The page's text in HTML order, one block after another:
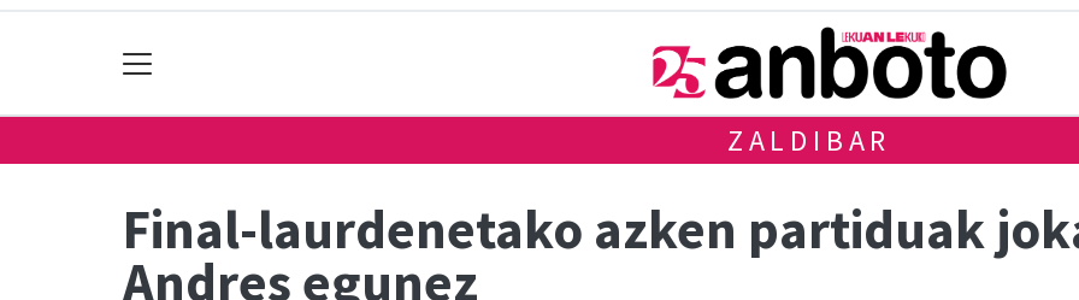
ZALDIBAR
Final-laurdenetako azken partiduak
Andres egunez